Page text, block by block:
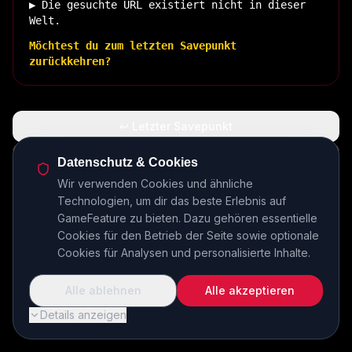
▶ Die gesuchte URL existiert nicht in dieser
Welt.
Möchtest du zum letzten Savepunkt
zurückkehren?
🏠 Zurück zur Basis
INSERT COIN TO CONTINUE...
Datenschutz & Cookies
Wir verwenden Cookies und ähnliche
Technologien, um dir das beste Erlebnis auf
GameFeature zu bieten. Dazu gehören essentielle
Cookies für den Betrieb der Seite sowie optionale
Cookies für Analysen und personalisierte Inhalte.
Details anzeigen
Alle ablehnen Alle akzeptieren